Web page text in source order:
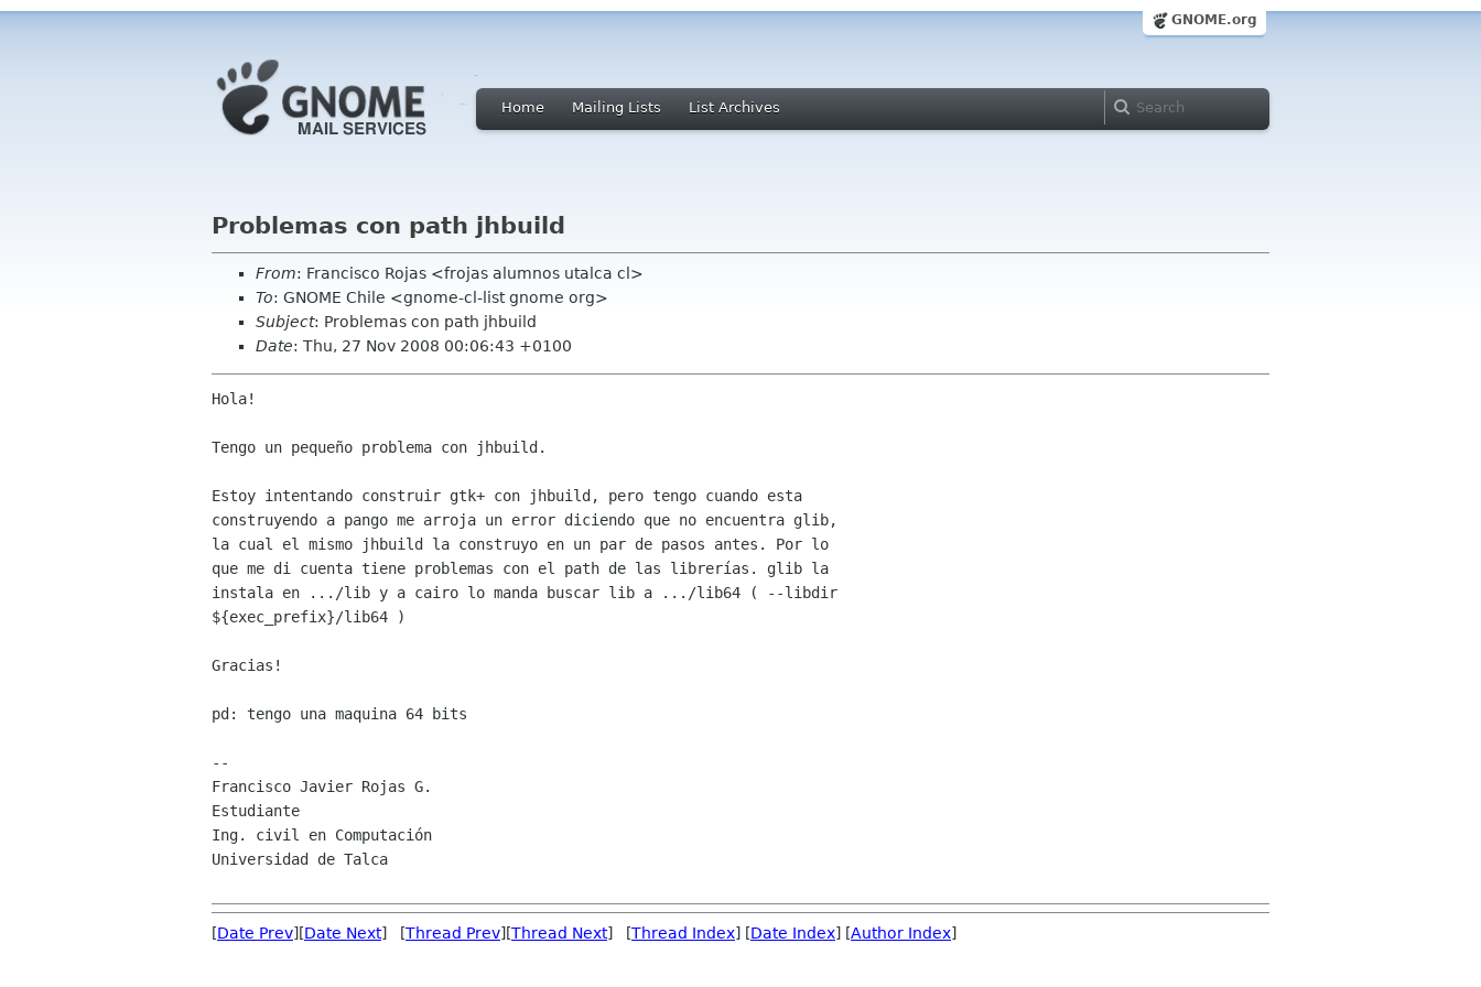
GNOME.org
Home Mailing Lists List Archives
Problemas con path jhbuild
From: Francisco Rojas <frojas alumnos utalca cl>
To: GNOME Chile <gnome-cl-list gnome org>
Subject: Problemas con path jhbuild
Date: Thu, 27 Nov 2008 00:06:43 +0100
Hola!
Tengo un pequeño problema con jhbuild.
Estoy intentando construir gtk+ con jhbuild, pero tengo cuando esta
construyendo a pango me arroja un error diciendo que no encuentra glib,
la cual el mismo jhbuild la construyo en un par de pasos antes. Por lo
que me di cuenta tiene problemas con el path de las librerías. glib la
instala en .../lib y a cairo lo manda buscar lib a .../lib64 ( --libdir
${exec_prefix}/lib64 )
Gracias!
pd: tengo una maquina 64 bits
--
Francisco Javier Rojas G.
Estudiante
Ing. civil en Computación
Universidad de Talca
[Date Prev][Date Next] [Thread Prev][Thread Next] [Thread Index] [Date Index] [Author Index]